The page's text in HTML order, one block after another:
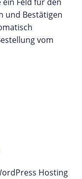
und Bestätigen
vom
Hosting